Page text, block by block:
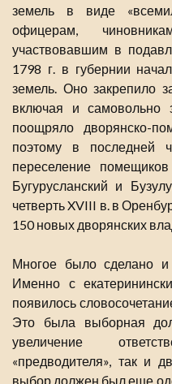
земель в виде
офицерам,
участвовавшим в
1798 г. в губернии
земель. Оно закрепило
включая и самовольно
поощряло дворянско-
поэтому в последней
переселение
Бугурусланский и
четверть XVIII в. в
150 новых дворянских
Многое было сделано и
Именно с
появилось
Это была выборная
увеличение
«предводителя», так и
выбор должен был еще